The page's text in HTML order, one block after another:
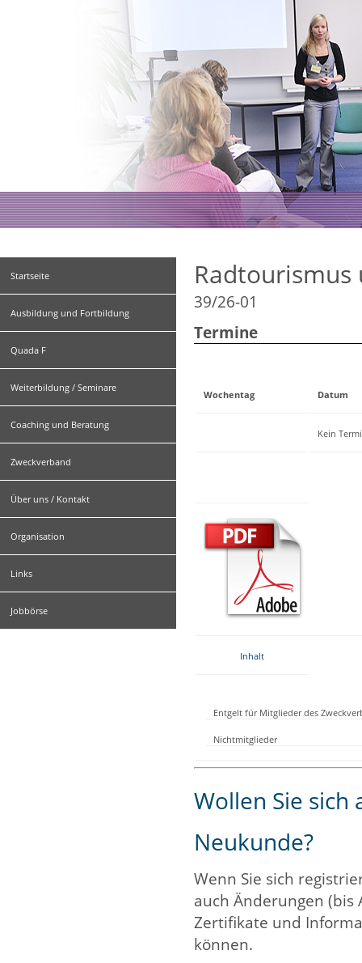
Startseite
Ausbildung und Fortbildung
Quada F
Weiterbildung / Seminare
Coaching und Beratung
Zweckverband
Über uns / Kontakt
Organisation
Links
Jobbörse
39/26-01
Termine
Wochentag Datum
Kein
Inhalt
Entgelt für Mitglieder des
Nichtmitglieder
Wollen Sie sich
Neukunde?
Wenn Sie sich
auch Änderungen
Zertifikate und
können.